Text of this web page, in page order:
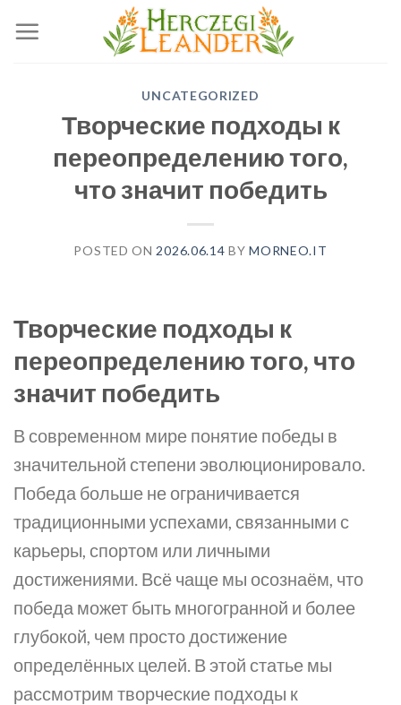
to
UNCATEGORIZED
Творческие подходы к
переопределению того,
что значит победить
POSTED ON 2026.06.14 BYMORNEO.IT
Творческие подходы к
переопределению того, что
значит победить
В современном мире понятие победы в
значительной степени эволюционировало.
Победа больше не ограничивается
традиционными успехами, связанными с
карьеры, спортом или личными
достижениями. Всё чаще мы осознаём, что
победа может быть многогранной и более
глубокой, чем просто достижение
определённых целей. В этой статье мы
рассмотрим творческие подходы к